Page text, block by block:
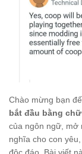
Chào mừng bạn
bắt đầu bằng chữ
của ngôn ngữ, mở
nghĩa cho con